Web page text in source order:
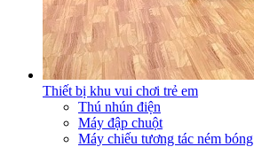
Thiết bị khu vui chơi trẻ em
Thú nhún điện
Máy đập chuột
Máy chiếu tương tác ném bóng